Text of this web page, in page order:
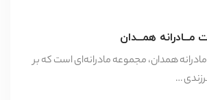
همــدان
همدان، مجموعه مادرانه‌ای است که بر
…